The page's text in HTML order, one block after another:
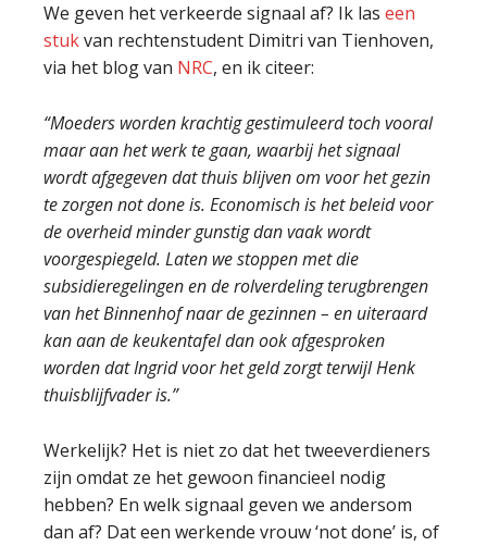
We geven het verkeerde signaal af? Ik las een
stukvan rechtenstudent Dimitri van Tienhoven,
via het blog van NRC, en ik citeer:
“Moeders worden krachtig gestimuleerd toch vooral
maar aan het werk te gaan, waarbij het signaal
wordt afgegeven dat thuis blijven om voor het gezin
te zorgen not done is. Economisch is het beleid voor
de overheid minder gunstig dan vaak wordt
voorgespiegeld. Laten we stoppen met die
subsidieregelingen en de rolverdeling terugbrengen
van het Binnenhof naar de gezinnen – en uiteraard
kan aan de keukentafel dan ook afgesproken
worden dat Ingrid voor het geld zorgt terwijl Henk
thuisblijfvader is.”
Werkelijk? Het is niet zo dat het tweeverdieners
zijn omdat ze het gewoon financieel nodig
hebben? En welk signaal geven we andersom
dan af? Dat een werkende vrouw ‘not done’ is, of